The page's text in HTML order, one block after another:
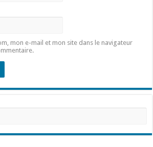
mon e-mail et mon site dans le navigateur